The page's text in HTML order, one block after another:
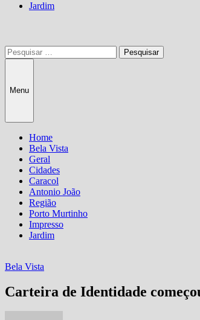
Jardim
Pesquisar
por:
Menu
Home
Bela Vista
Geral
Cidades
Caracol
Antonio João
Região
Porto Murtinho
Impresso
Jardim
Bela Vista
Carteira de Identidade